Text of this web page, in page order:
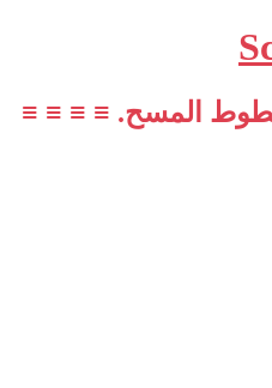
المسح. ≡ ≡ ≡ ≡